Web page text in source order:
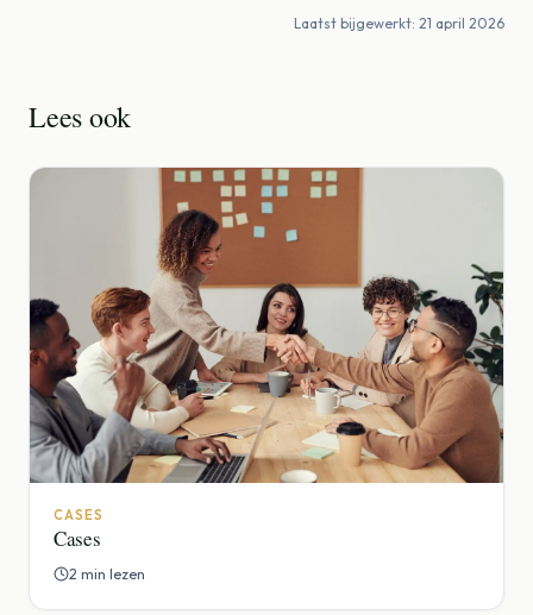
Laatst bijgewerkt: 21 april 2026
Lees ook
CASES
Cases
2 min lezen